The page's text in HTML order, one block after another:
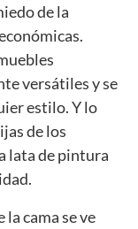
de la
versátiles y se
estilo. Y lo
de los
lata de pintura
la cama se ve